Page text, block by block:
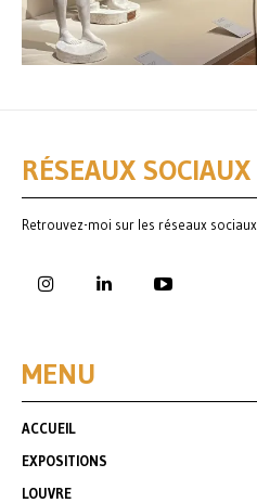
RÉSEAUX SOCIAUX
Retrouvez-moi sur les réseaux sociaux.
MENU
ACCUEIL
EXPOSITIONS
LOUVRE